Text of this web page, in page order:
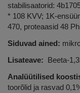
stabilisaatorid:
* 108 KVV; 1K-
470, proteaasid 48
Siduvad ained:
Lisateave: Beeta-
Analüütilised
toorõlid ja rasvad